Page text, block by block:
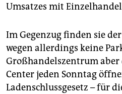
Umsatzes mit
Im Gegenzug finden sie
wegen allerdings keine
Großhandelszentrum aber
Center jeden Sonntag
Ladenschlussgesetz – für